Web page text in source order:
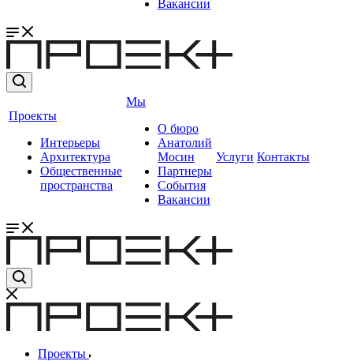
Вакансии
Проекты
Интерьеры
Архитектура
Общественные
пространства
Мы
О бюро
Анатолий
Мосин
Партнеры
События
Вакансии
Услуги Контакты
Проекты